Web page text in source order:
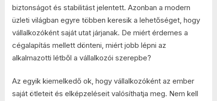
biztonságot és stabilitást jelentett. Azonban a modern
üzleti világban egyre többen keresik a lehetőséget, hogy
vállalkozóként saját utat járjanak. De miért érdemes a
cégalapítás mellett dönteni, miért jobb lépni az
alkalmazotti létből a vállalkozói szerepbe?
Az egyik kiemelkedő ok, hogy vállalkozóként az ember
saját ötleteit és elképzeléseit valósíthatja meg. Nem kell